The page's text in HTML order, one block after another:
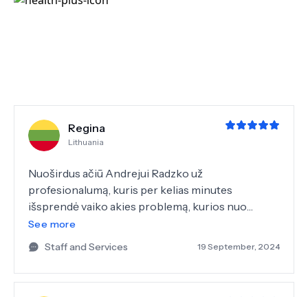
Regina
Lithuania
Nuoširdus ačiū Andrejui Radzko už
profesionalumą, kuris per kelias minutes
išsprendė vaiko akies problemą, kurios nuo
vidurnakčio nesugebėjo išspręsti Santarų vaikų
skubios pagalbos gydytojai.
See more
Staff and Services
19 September, 2024